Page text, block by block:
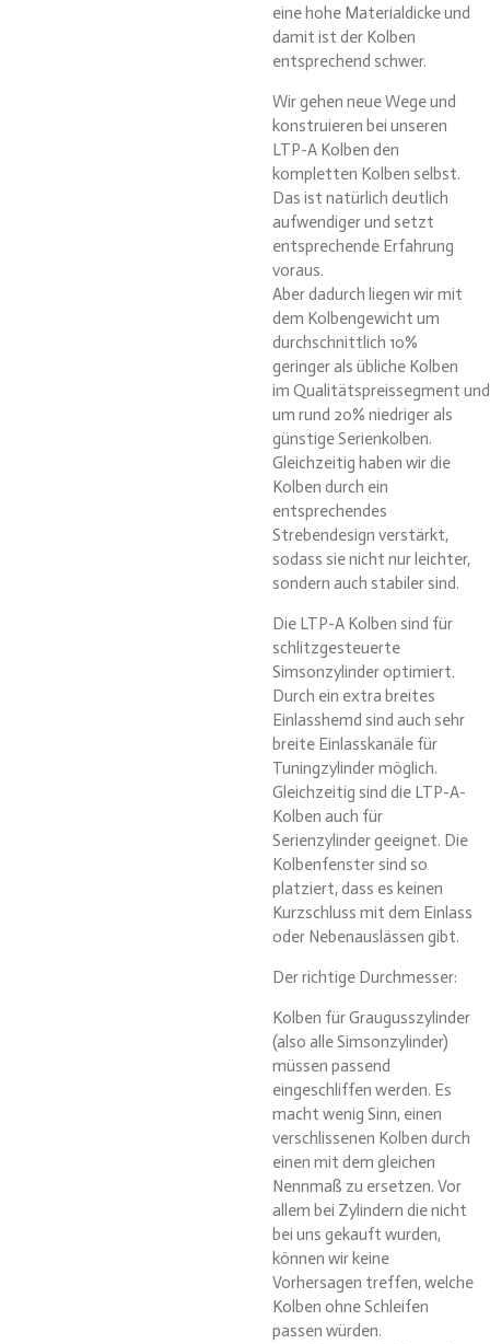
eine hohe Materialdicke und
damit ist der Kolben
entsprechend schwer.
Wir gehen neue Wege und
konstruieren bei unseren
LTP-A Kolben den
kompletten Kolben selbst.
Das ist natürlich deutlich
aufwendiger und setzt
entsprechende Erfahrung
voraus.
Aber dadurch liegen wir mit
dem Kolbengewicht um
durchschnittlich 10%
geringer als übliche Kolben
im Qualitätspreissegment und
um rund 20% niedriger als
günstige Serienkolben.
Gleichzeitig haben wir die
Kolben durch ein
entsprechendes
Strebendesign verstärkt,
sodass sie nicht nur leichter,
sondern auch stabiler sind.
Die LTP-A Kolben sind für
schlitzgesteuerte
Simsonzylinder optimiert.
Durch ein extra breites
Einlasshemd sind auch sehr
breite Einlasskanäle für
Tuningzylinder möglich.
Gleichzeitig sind die LTP-A-
Kolben auch für
Serienzylinder geeignet. Die
Kolbenfenster sind so
platziert, dass es keinen
Kurzschluss mit dem Einlass
oder Nebenauslässen gibt.
Der richtige Durchmesser:
Kolben für Graugusszylinder
(also alle Simsonzylinder)
müssen passend
eingeschliffen werden. Es
macht wenig Sinn, einen
verschlissenen Kolben durch
einen mit dem gleichen
Nennmaß zu ersetzen. Vor
allem bei Zylindern die nicht
bei uns gekauft wurden,
können wir keine
Vorhersagen treffen, welche
Kolben ohne Schleifen
passen würden.